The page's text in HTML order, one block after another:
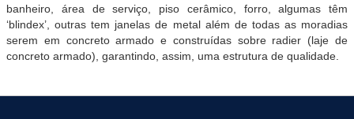
banheiro, área de serviço, piso cerâmico, forro, algumas têm
‘blindex’, outras tem janelas de metal além de todas as moradias
serem em concreto armado e construídas sobre radier (laje de
concreto armado), garantindo, assim, uma estrutura de qualidade.